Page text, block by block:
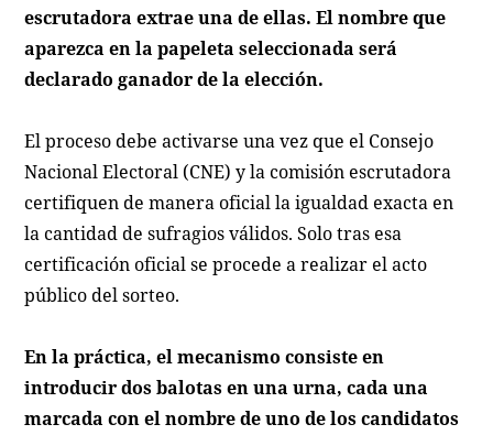
escrutadora extrae una de ellas. El nombre que
aparezca en la papeleta seleccionada será
declarado ganador de la elección.
El proceso debe activarse una vez que el Consejo
Nacional Electoral (CNE) y la comisión escrutadora
certifiquen de manera oficial la igualdad exacta en
la cantidad de sufragios válidos. Solo tras esa
certificación oficial se procede a realizar el acto
público del sorteo.
En la práctica, el mecanismo consiste en
introducir dos balotas en una urna, cada una
marcada con el nombre de uno de los candidatos